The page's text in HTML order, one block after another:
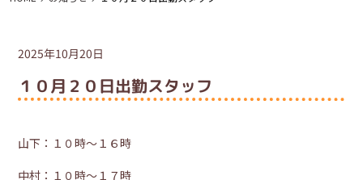
2025年10月20日
１０月２０日出勤スタッフ
山下：１０時～１６時
中村：１０時～１７時